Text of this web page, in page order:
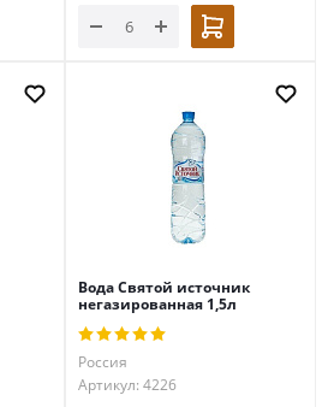
Вода Святой источник
негазированная 1,5л
Россия
Артикул: 4226